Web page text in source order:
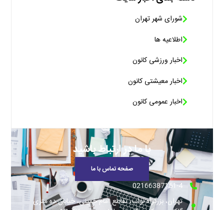
شورای شهر تهران
اطلاعیه ها
اخبار ورزشی کانون
اخبار معیشتی کانون
اخبار عمومی کانون
با ما در ارتباط باشید
صفحه تماس با ما
02166387151-4
تهران، بزرگراه نواب، تقاطع امام خمینی، خیابان ده متری